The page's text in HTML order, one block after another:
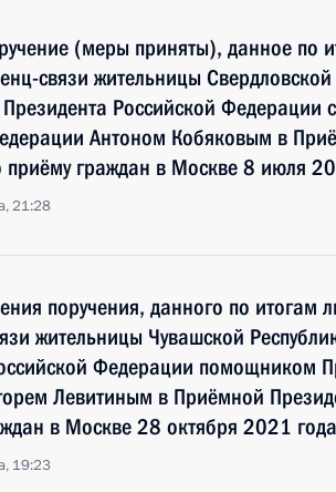
(меры приняты), данное по
связи жительницы
Российской Федерации
Антоном Кобяковым в
граждан в Москве 8 июля
21:28
поручения, данного по итогам
жительницы Чувашской
Федерации помощником
Левитиным в Приёмной
в Москве 28 октября 2021 года
19:23